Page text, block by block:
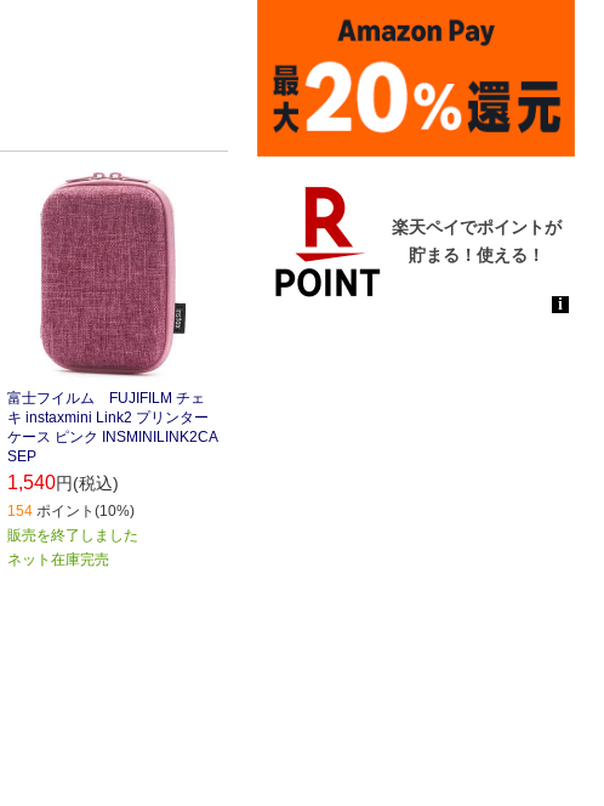
富士フイルム FUJIFILM チェ
キ instaxmini Link2 プリンター
ケース ピンク INSMINILINK2CA
SEP
1,540円(税込)
154 ポイント(10%)
販売を終了しました
ネット在庫完売